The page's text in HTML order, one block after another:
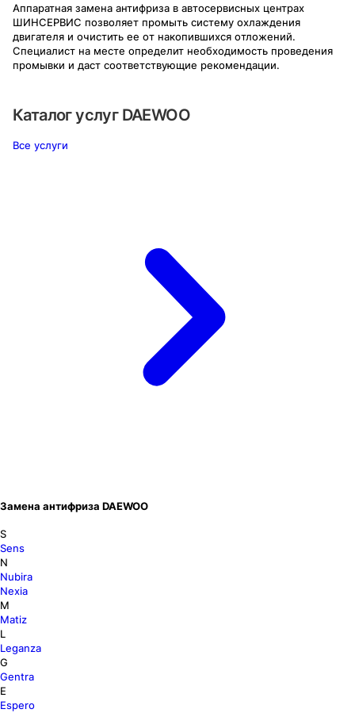
Аппаратная замена антифриза в автосервисных центрах
ШИНСЕРВИС позволяет промыть систему охлаждения
двигателя и очистить ее от накопившихся отложений.
Специалист на месте определит необходимость проведения
промывки и даст соответствующие рекомендации.
Каталог услуг DAEWOO
Все услуги
Замена антифриза DAEWOO
S
Sens
N
Nubira
Nexia
M
Matiz
L
Leganza
G
Gentra
E
Espero